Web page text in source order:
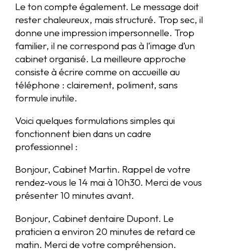
Le ton compte également. Le message doit
rester chaleureux, mais structuré. Trop sec, il
donne une impression impersonnelle. Trop
familier, il ne correspond pas à l’image d’un
cabinet organisé. La meilleure approche
consiste à écrire comme on accueille au
téléphone : clairement, poliment, sans
formule inutile.
Voici quelques formulations simples qui
fonctionnent bien dans un cadre
professionnel :
Bonjour, Cabinet Martin. Rappel de votre
rendez-vous le 14 mai à 10h30. Merci de vous
présenter 10 minutes avant.
Bonjour, Cabinet dentaire Dupont. Le
praticien a environ 20 minutes de retard ce
matin. Merci de votre compréhension.